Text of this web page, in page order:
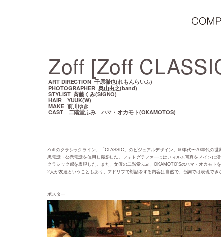
Zoffのクラシックライン、「CLASSIC」のビジュアルデザイン。60年代〜70年代の世
黒電話・公衆電話を使用し撮影した。フォトグラファーにはフィルム写真をメインに
クラシック感を表現した。また、女優の二階堂ふみ、OKAMOTO’Sのハマ・オカモト
2人が友達ということもあり、アドリブで対話をする内容は自然で、台詞では表現でき
Zoff [Zoff
ART DIRECTION 千原徹也(れもんらいふ)
PHOTOGRAPHER 奥山由之(band)
STYLIST 斉藤くみ(SIGNO)
HAIR YUUK(W)
MAKE 前川ゆき
CAST 二階堂ふみ ハマ・オカモト(OKAMOTOS)
ポスター